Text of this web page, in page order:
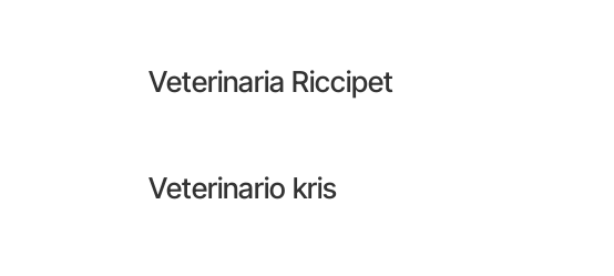
Veterinaria Riccipet
Veterinario kris